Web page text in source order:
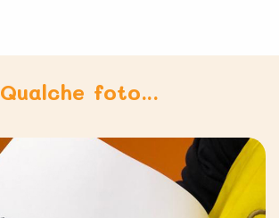
Qualche foto...